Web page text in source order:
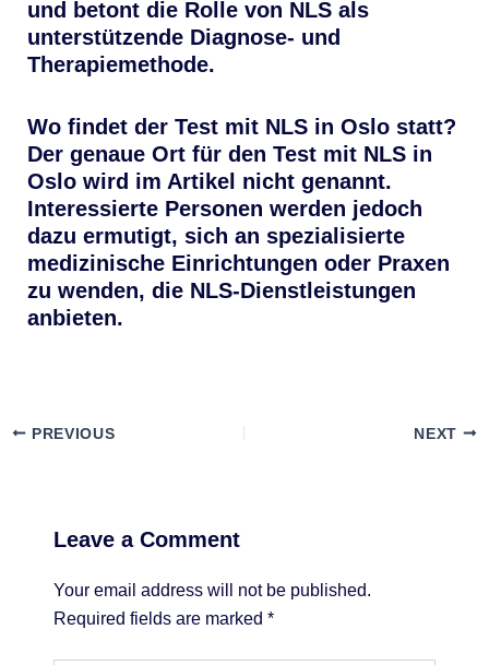
und betont die Rolle von NLS als
unterstützende Diagnose- und
Therapiemethode.
Wo findet der Test mit NLS in Oslo statt?
Der genaue Ort für den Test mit NLS in
Oslo wird im Artikel nicht genannt.
Interessierte Personen werden jedoch
dazu ermutigt, sich an spezialisierte
medizinische Einrichtungen oder Praxen
zu wenden, die NLS-Dienstleistungen
anbieten.
PREVIOUS NEXT
Leave a Comment
Your email address will not be published.
Required fields are marked *